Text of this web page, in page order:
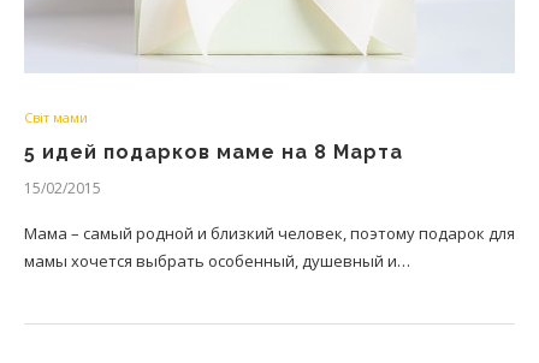
Світ мами
5 идей подарков маме на 8 Марта
15/02/2015
Мама – самый родной и близкий человек, поэтому подарок для
мамы хочется выбрать особенный, душевный и…